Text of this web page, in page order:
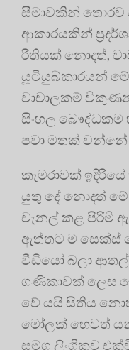
සීමාවකින් තොරව
ආකාරයකින්
රීතියක් නොදත්,
යූටියුබ්කාරයන්
වාචාලකම්
සිංහල බෞද්ධකම
පවා මතක් වන්නේ
කැමරාවක්
යුතු දේ නොදත්
චැනල් කළ පිරිමි
ඇත්තට ම සෙක්ස්
වීඩියෝ බලා
ගණිකාවක් ලෙස
වේ යයි සිතිය
මෝලක් හෙවත්
සමග ලිංගිකව